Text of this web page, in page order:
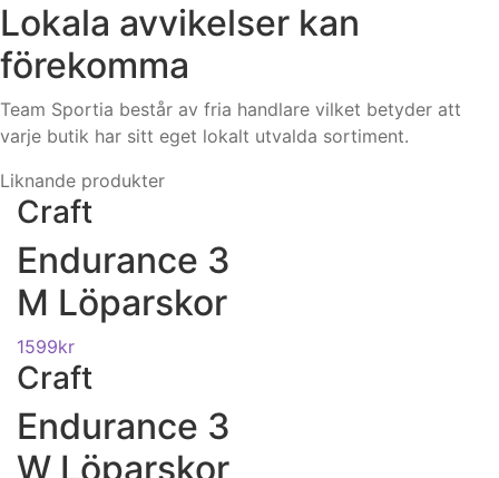
Lokala avvikelser kan
förekomma
Team Sportia består av fria handlare vilket betyder att
varje butik har sitt eget lokalt utvalda sortiment.
Liknande produkter
Craft
Endurance 3
M Löparskor
1599kr
Craft
Endurance 3
W Löparskor